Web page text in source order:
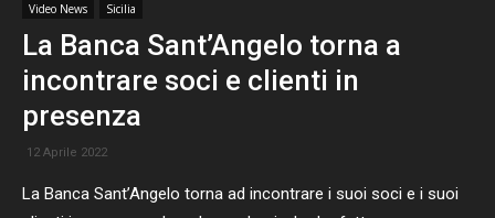
Video News Sicilia
La Banca Sant’Angelo torna a
incontrare soci e clienti in
presenza
12 Aprile 2022
La Banca Sant’Angelo torna ad incontrare i suoi soci e i suoi